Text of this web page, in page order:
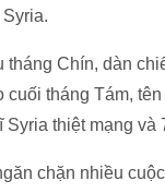
Chín, dàn
tháng Tám,
thiệt mạng
chặn nhiều